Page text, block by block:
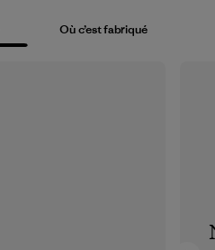
Où c’est fabriqué